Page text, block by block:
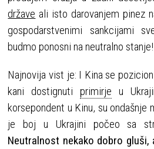
države ali isto darovanjem pinez
gospodarstvenimi sankcijami
budmo ponosni na neutralno
Najnovija vist je: I Kina se
kani dostignuti primirje u
korsepondent u Kinu, su ondašnje
je boj u Ukrajini počeo sa
Neutralnost nekako dobro gluši,